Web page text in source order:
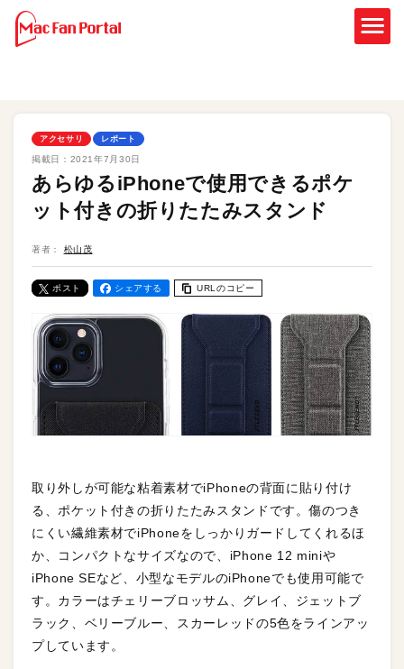
アクセサリ レポート
掲載日： 2021年7月30日
あらゆるiPhoneで使用できるポケ
ット付きの折りたたみスタンド
著者： 松山茂
ポスト シェアする URLのコピー
取り外しが可能な粘着素材でiPhoneの背面に貼り付け
る、ポケット付きの折りたたみスタンドです。傷のつき
にくい繊維素材でiPhoneをしっかりガードしてくれるほ
か、コンパクトなサイズなので、iPhone 12 miniや
iPhone SEなど、小型なモデルのiPhoneでも使用可能で
す。カラーはチェリーブロッサム、グレイ、ジェットブ
ラック、ベリーブルー、スカーレッドの5色をラインアッ
プしています。